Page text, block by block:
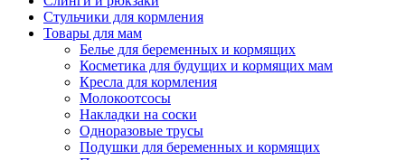
Стульчики для кормления
Товары для мам
Белье для беременных и кормящих
Косметика для будущих и кормящих мам
Кресла для кормления
Молокоотсосы
Накладки на соски
Одноразовые трусы
Подушки для беременных и кормящих